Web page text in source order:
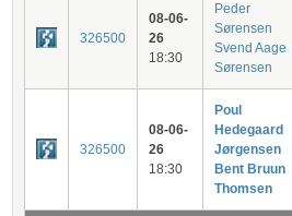
326500
08-06-
26
18:30
Peder
Sørensen
Svend Aage
Sørensen
326500
08-06-
26
18:30
Poul
Hedegaard
Jørgensen
Bent Bruun
Thomsen